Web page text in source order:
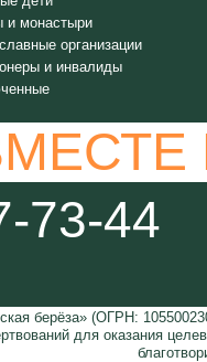
и монастыри
организации
и инвалиды
73-44
берёза» (ОГРН:
для оказания